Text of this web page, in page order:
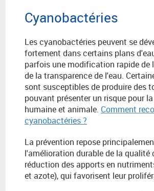
Cyanobactéries
Les cyanobactéries peuvent se
fortement dans certains plans
parfois une modification rapide de
de la transparence de l'eau.
sont susceptibles de produire des
pouvant présenter un risque pour
humaine et animale. Comment
cyanobactéries ?
La prévention repose
l'amélioration durable de la qualité
réduction des apports en
et azote), qui favorisent leur